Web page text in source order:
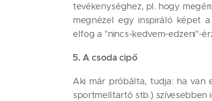
tevékenységhez, pl. hogy
megnézel egy inspiráló képet
elfog a "nincs-kedvem-edzeni"-
5. A csoda cipő
Aki már próbálta, tudja: ha
sportmelltartó stb.)